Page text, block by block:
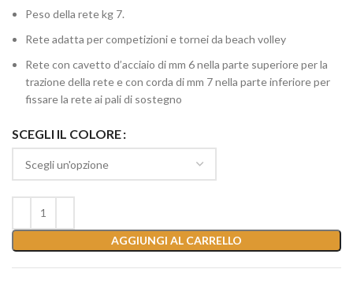
Peso della rete kg 7.
Rete adatta per competizioni e tornei da beach volley
Rete con cavetto d’acciaio di mm 6 nella parte superiore per la
trazione della rete e con corda di mm 7 nella parte inferiore per
fissare la rete ai pali di sostegno
SCEGLI IL COLORE
AGGIUNGI AL CARRELLO